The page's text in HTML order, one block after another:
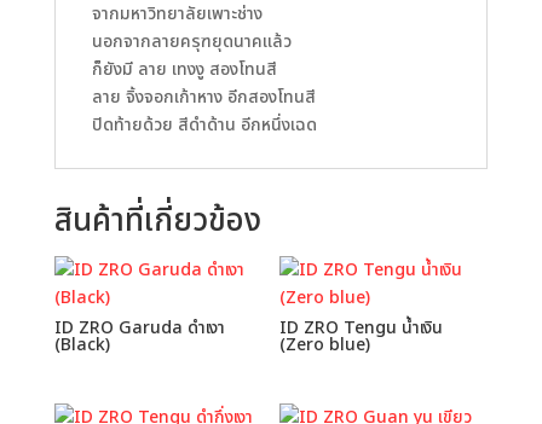
จากมหาวิทยาลัยเพาะช่าง
นอกจากลายครุฑยุดนาคแล้ว
ก็ยังมี ลาย เทงงู สองโทนสี
ลาย จิ้งจอกเก้าหาง อีกสองโทนสี
ปิดท้ายด้วย สีดำด้าน อีกหนึ่งเฉด
สินค้าที่เกี่ยวข้อง
ID ZRO Garuda ดำเงา
(Black)
ID ZRO Tengu น้ำเงิน
(Zero blue)